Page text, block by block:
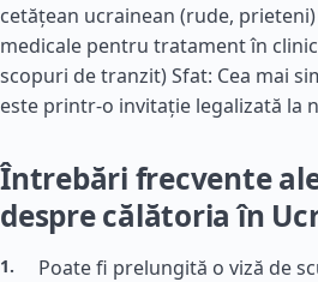
cetățean ucrainean (rude,
medicale pentru tratament în
scopuri de tranzit) Sfat: Cea mai
este printr-o invitație legalizată la
Întrebări frecvente
despre călătoria în
Poate fi prelungită o viză de